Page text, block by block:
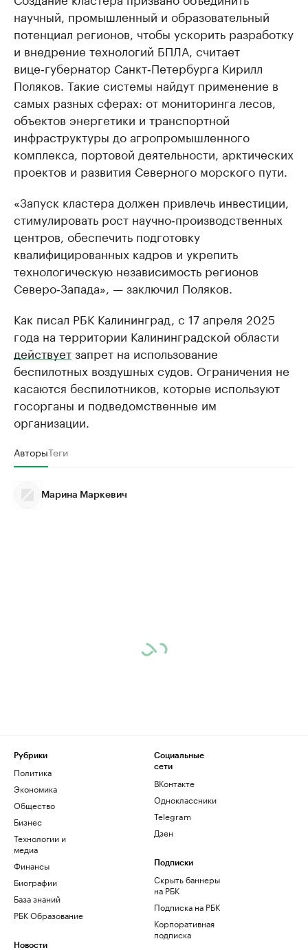
научный, промышленный и образовательный
потенциал регионов, чтобы ускорить разработку
и внедрение технологий БПЛА, считает
вице‑губернатор Санкт‑Петербурга Кирилл
Поляков. Такие системы найдут применение в
самых разных сферах: от мониторинга лесов,
объектов энергетики и транспортной
инфраструктуры до агропромышленного
комплекса, портовой деятельности, арктических
проектов и развития Северного морского пути.
«Запуск кластера должен привлечь инвестиции,
стимулировать рост научно‑производственных
центров, обеспечить подготовку
квалифицированных кадров и укрепить
технологическую независимость регионов
Северо‑Запада», — заключил Поляков.
Как писал РБК Калининград, с 17 апреля 2025
года на территории Калининградской области
действуетзапрет на использование
беспилотных воздушных судов. Ограничения не
касаются беспилотников, которые используют
госорганы и подведомственные им
организации.
АвторыТеги
Марина Маркевич
Рубрики
Политика
Экономика
Общество
Бизнес
Технологии и
медиа
Финансы
Биографии
База знаний
РБК Образование
Новости
Социальные
сети
ВКонтакте
Одноклассники
Telegram
Дзен
Подписки
Скрыть баннеры
на РБК
Подписка на РБК
Корпоративная
подписка